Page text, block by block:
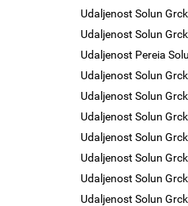
Udaljenost Solun
Udaljenost Solun
Udaljenost Pereia
Udaljenost Solun
Udaljenost Solun
Udaljenost Solun
Udaljenost Solun
Udaljenost Solun
Udaljenost Solun
Udaljenost Solun